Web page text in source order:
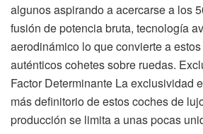
algunos aspirando a acercarse a los
fusión de potencia bruta, tecnología
aerodinámico lo que convierte a
auténticos cohetes sobre ruedas.
Factor Determinante La exclusividad
más definitorio de estos coches de
producción se limita a unas pocas